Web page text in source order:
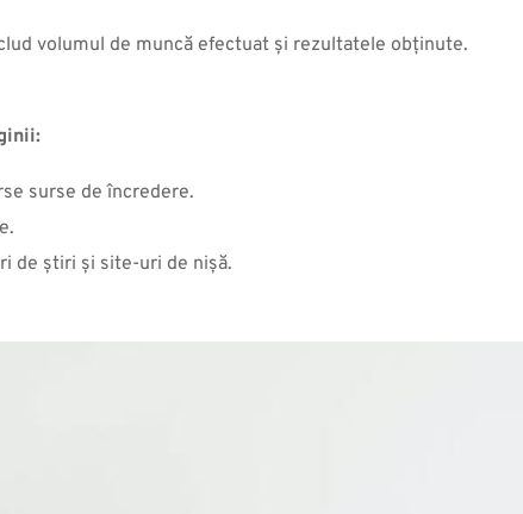
volumul de muncă efectuat și rezultatele obținute.
surse de încredere.
de știri și site-uri de nișă.